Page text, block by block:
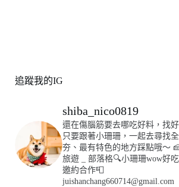
追蹤我的IG
shiba_nico0819
還在傷腦筋要去哪吃好料，找
只要跟著小珊珊，一起去尋找
夯、最有特色的地方踩點哦～
旅遊
部落格🔍小珊珊wow好
邀約合作📮
juishanchang660714@gmail.com